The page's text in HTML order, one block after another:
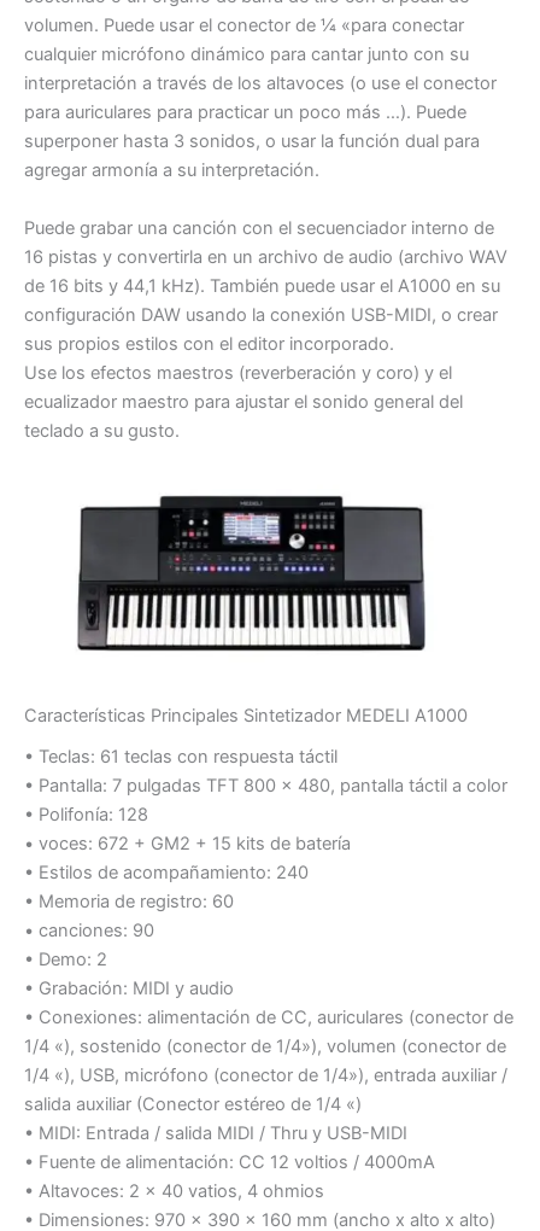
volumen. Puede usar el conector de ¼ «para conectar
cualquier micrófono dinámico para cantar junto con su
interpretación a través de los altavoces (o use el conector
para auriculares para practicar un poco más …). Puede
superponer hasta 3 sonidos, o usar la función dual para
agregar armonía a su interpretación.
Puede grabar una canción con el secuenciador interno de
16 pistas y convertirla en un archivo de audio (archivo WAV
de 16 bits y 44,1 kHz). También puede usar el A1000 en su
configuración DAW usando la conexión USB-MIDI, o crear
sus propios estilos con el editor incorporado.
Use los efectos maestros (reverberación y coro) y el
ecualizador maestro para ajustar el sonido general del
teclado a su gusto.
Características Principales Sintetizador MEDELI A1000
• Teclas: 61 teclas con respuesta táctil
• Pantalla: 7 pulgadas TFT 800 x 480, pantalla táctil a color
• Polifonía: 128
• voces: 672 + GM2 + 15 kits de batería
• Estilos de acompañamiento: 240
• Memoria de registro: 60
• canciones: 90
• Demo: 2
• Grabación: MIDI y audio
• Conexiones: alimentación de CC, auriculares (conector de
1/4 «), sostenido (conector de 1/4»), volumen (conector de
1/4 «), USB, micrófono (conector de 1/4»), entrada auxiliar /
salida auxiliar (Conector estéreo de 1/4 «)
• MIDI: Entrada / salida MIDI / Thru y USB-MIDI
• Fuente de alimentación: CC 12 voltios / 4000mA
• Altavoces: 2 x 40 vatios, 4 ohmios
• Dimensiones: 970 x 390 x 160 mm (ancho x alto x alto)